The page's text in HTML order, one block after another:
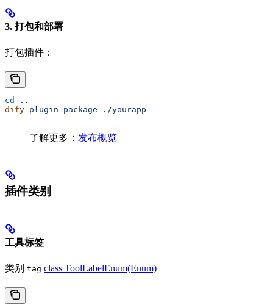
3. 打包和部署
打包插件：
cd
..
dify plugin package ./yourapp
了解更多： 发布概览
插件类别
工具标签
类别 tag class ToolLabelEnum(Enum)